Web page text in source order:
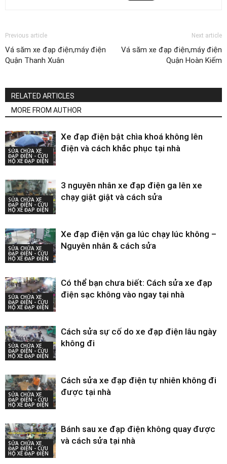
Previous article
Vá săm xe đạp điện,máy điện
Quận Thanh Xuân
Next article
Vá săm xe đạp điện,máy điện
Quận Hoàn Kiếm
RELATED ARTICLES
MORE FROM AUTHOR
SỬA CHỮA XE
ĐẠP ĐIỆN - CỨU
HỘ XE ĐẠP ĐIỆN
Xe đạp điện bật chìa khoá không lên
điện và cách khắc phục tại nhà
SỬA CHỮA XE
ĐẠP ĐIỆN - CỨU
HỘ XE ĐẠP ĐIỆN
3 nguyên nhân xe đạp điện ga lên xe
chạy giật giật và cách sửa
SỬA CHỮA XE
ĐẠP ĐIỆN - CỨU
HỘ XE ĐẠP ĐIỆN
Xe đạp điện vặn ga lúc chạy lúc không –
Nguyên nhân & cách sửa
SỬA CHỮA XE
ĐẠP ĐIỆN - CỨU
HỘ XE ĐẠP ĐIỆN
Có thể bạn chưa biết: Cách sửa xe đạp
điện sạc không vào ngay tại nhà
SỬA CHỮA XE
ĐẠP ĐIỆN - CỨU
HỘ XE ĐẠP ĐIỆN
Cách sửa sự cố do xe đạp điện lâu ngày
không đi
SỬA CHỮA XE
ĐẠP ĐIỆN - CỨU
HỘ XE ĐẠP ĐIỆN
Cách sửa xe đạp điện tự nhiên không đi
được tại nhà
SỬA CHỮA XE
ĐẠP ĐIỆN - CỨU
HỘ XE ĐẠP ĐIỆN
Bánh sau xe đạp điện không quay được
và cách sửa tại nhà